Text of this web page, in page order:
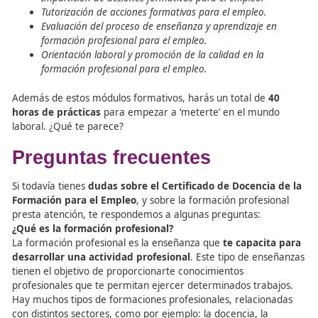
Programar y realizar la formación del subsistema
formación profesional.
Utilizar adecuadamente todos los materiales y
didácticos para desempeñar tus funciones.
Orientar a las personas sobre la formación y las
oportunidades laborales que tiene dada su
Te enseña a actualizarte para ofrecer la mejor
posible y, también, para promover la calidad de
se invertirá en los siguientes contenidos:
Programación didáctica de acciones formativas
empleo.
Selección, elaboración, adaptación y utilización de
materiales, medios y recursos didácticos en
profesional para el empleo.
Impartición y tutorización de acciones formativas